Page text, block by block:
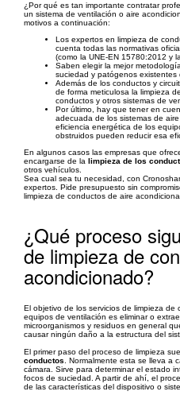
¿Por qué es tan importante contratar
un sistema de ventilación o aire
motivos a continuación:
Los expertos en limpieza de
cuenta todas las normativas
(como la UNE-EN 15780:2012 y
Saben elegir la mejor
suciedad y patógenos existentes
Además de los conductos y
de forma meticulosa la limpieza
conductos y otros sistemas de
Por último, hay que tener en
adecuada de los sistemas de
eficiencia energética de los
obstruidos pueden reducir esa
En algunos casos las empresas que
encargarse de la limpieza de los
otros vehículos.
Sea cual sea tu necesidad, con
expertos. Pide presupuesto sin
limpieza de conductos de aire
¿Qué proceso
de limpieza de
acondicionado?
El objetivo de los servicios de limpieza
equipos de ventilación es eliminar o
microorganismos y residuos en general
causar ningún daño a la estructura del
El primer paso del proceso de limpieza
conductos . Normalmente esta se lleva a
cámara. Sirve para determinar el estado
focos de suciedad. A partir de ahí, el
de las características del dispositivo o